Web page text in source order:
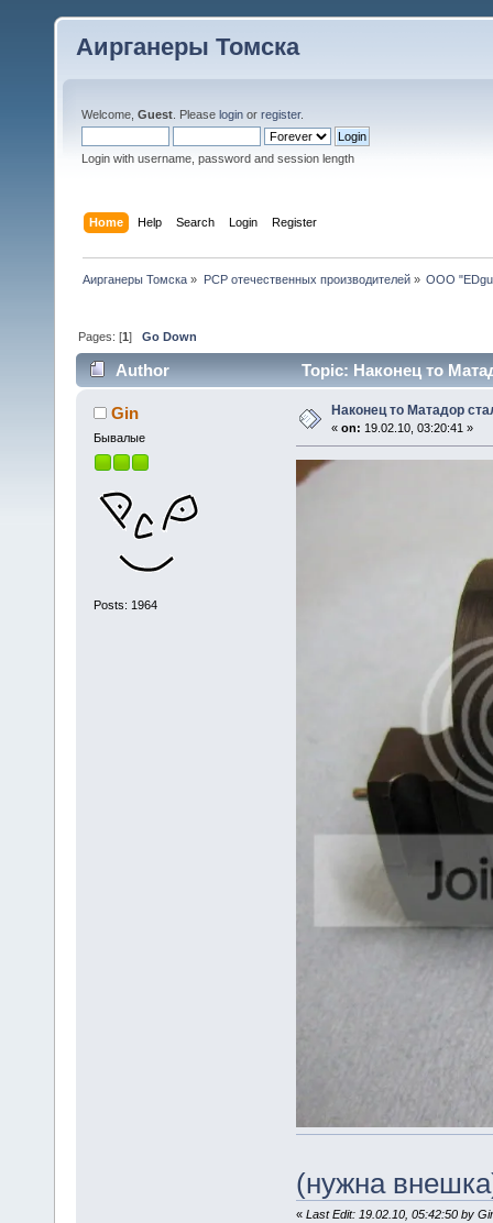
Аирганеры Томска
Welcome, Guest . Please login or register.
Login with username, password and session length
Home Help Search Login Register
Аирганеры Томска » PCP отечественных производителей» ООО
Pages: [1]Go Down
Author Topic: Наконец то
Gin
Бывалые
Posts: 1964
Наконец то Матадор
« on: 19.02.10, 03:20:41 »
(нужна
« Last Edit: 19.02.10, 05:42:50 by